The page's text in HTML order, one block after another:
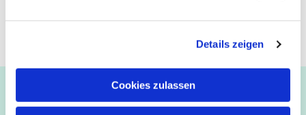
Details zeigen
Cookies zulassen
Ev.-luth. Kirchengemeinde Paderborn
Bastfelder Weg 30 - 33098 Paderborn